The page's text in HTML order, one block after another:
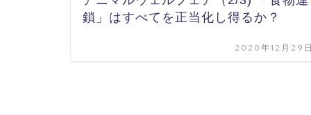
鎖」はすべてを正当化し得るか？
2020年12月29日